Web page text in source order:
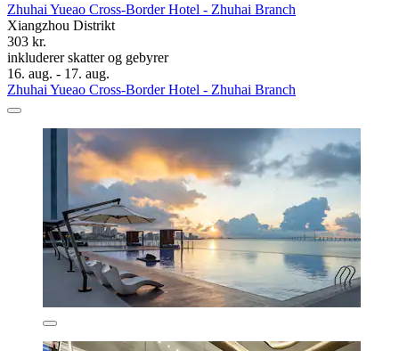
Zhuhai Yueao Cross-Border Hotel - Zhuhai Branch
Xiangzhou Distrikt
303 kr.
inkluderer skatter og gebyrer
16. aug. - 17. aug.
Zhuhai Yueao Cross-Border Hotel - Zhuhai Branch